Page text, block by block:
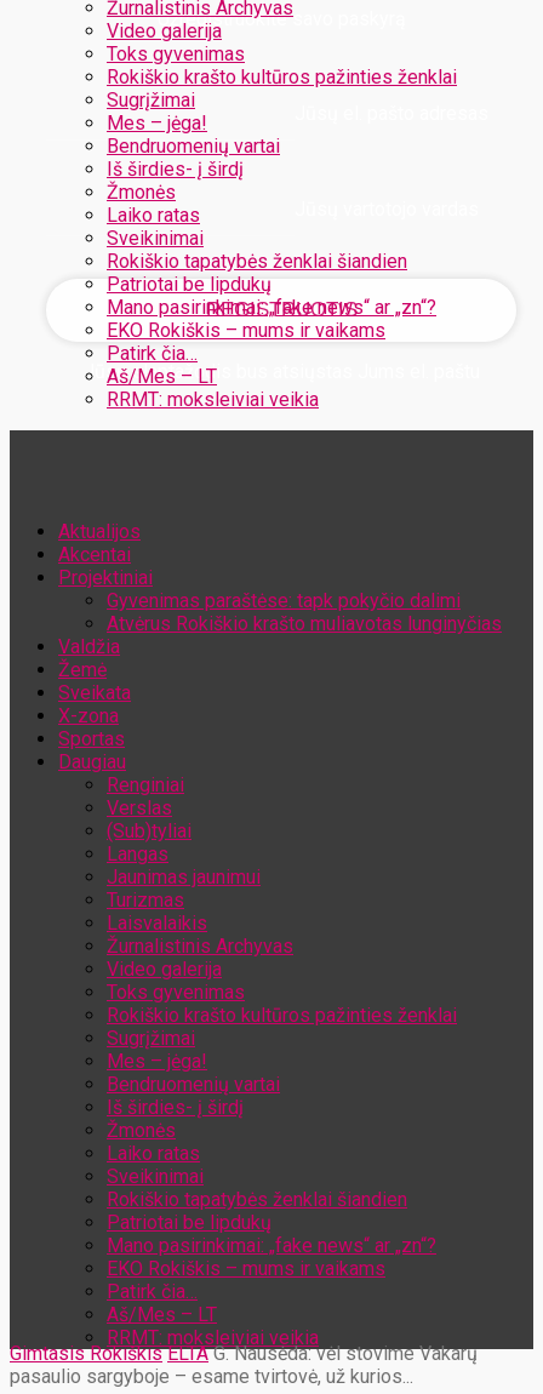
Žurnalistinis Archyvas
Video galerija
Toks gyvenimas
Rokiškio krašto kultūros pažinties ženklai
Sugrįžimai
Mes – jėga!
Bendruomenių vartai
Iš širdies- į širdį
Žmonės
Laiko ratas
Sveikinimai
Rokiškio tapatybės ženklai šiandien
Patriotai be lipdukų
Mano pasirinkimai: „fake news“ ar „zn“?
EKO Rokiškis – mums ir vaikams
Patirk čia…
Aš/Mes – LT
RRMT: moksleiviai veikia
Užregistruokite savo paskyrą
Jūsų slaptažodis bus atsiųstas Jums el. paštu
Aktualijos
Akcentai
Projektiniai
Gyvenimas paraštėse: tapk pokyčio dalimi
Atvėrus Rokiškio krašto muliavotas lunginyčias
Valdžia
Žemė
Sveikata
X-zona
Sportas
Daugiau
Renginiai
Verslas
(Sub)tyliai
Langas
Jaunimas jaunimui
Turizmas
Laisvalaikis
Žurnalistinis Archyvas
Video galerija
Toks gyvenimas
Rokiškio krašto kultūros pažinties ženklai
Sugrįžimai
Mes – jėga!
Bendruomenių vartai
Iš širdies- į širdį
Žmonės
Laiko ratas
Sveikinimai
Rokiškio tapatybės ženklai šiandien
Patriotai be lipdukų
Mano pasirinkimai: „fake news“ ar „zn“?
EKO Rokiškis – mums ir vaikams
Patirk čia…
Aš/Mes – LT
RRMT: moksleiviai veikia
Gimtasis Rokiškis ELTA G. Nausėda: vėl stovime Vakarų
pasaulio sargyboje – esame tvirtovė, už kurios...